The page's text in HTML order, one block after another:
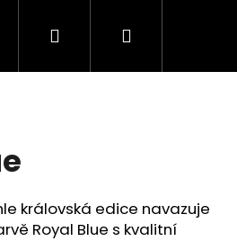
PřihlášeníNákupní
královská edice navazuje
Royal Blue s kvalitní